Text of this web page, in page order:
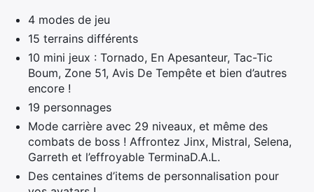
4 modes de jeu
15 terrains différents
10 mini jeux : Tornado, En Apesanteur, Tac-Tic
Boum, Zone 51, Avis De Tempête et bien d’autres
encore !
19 personnages
Mode carrière avec 29 niveaux, et même des
combats de boss ! Affrontez Jinx, Mistral, Selena,
Garreth et l’effroyable TerminaD.A.L.
Des centaines d’items de personnalisation pour